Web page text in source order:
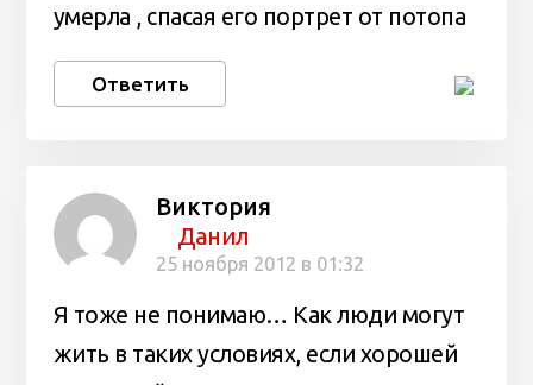
умерла , спасая его портрет от потопа
Ответить
Виктория
Данил
25 ноября 2012 в 01:32
Я тоже не понимаю… Как люди могут
жить в таких условиях, если хорошей